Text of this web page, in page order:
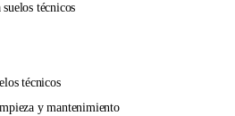
suelos técnicos
técnicos
y mantenimiento